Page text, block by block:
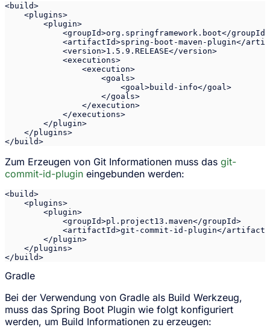
<build>
    <plugins>
        <plugin>
            <groupId>org.springframework.boot</groupId>
<artifactId>spring-boot-maven-plugin</
            <version>1.5.9.RELEASE</version>
            <executions>
                <execution>
                    <goals>
                        <goal>build-info</goal>
                    </goals>
                </execution>
            </executions>
        </plugin>
    </plugins>
</build>
Zum Erzeugen von Git Informationen muss das git-
commit-id-plugin eingebunden werden:
<build>
    <plugins>
        <plugin>
            <groupId>pl.project13.maven</groupId>
<artifactId>git-commit-id-plugin</
        </plugin>
    </plugins>
</build>
Gradle
Bei der Verwendung von Gradle als Build Werkzeug,
muss das Spring Boot Plugin wie folgt konfiguriert
werden, um Build Informationen zu erzeugen: